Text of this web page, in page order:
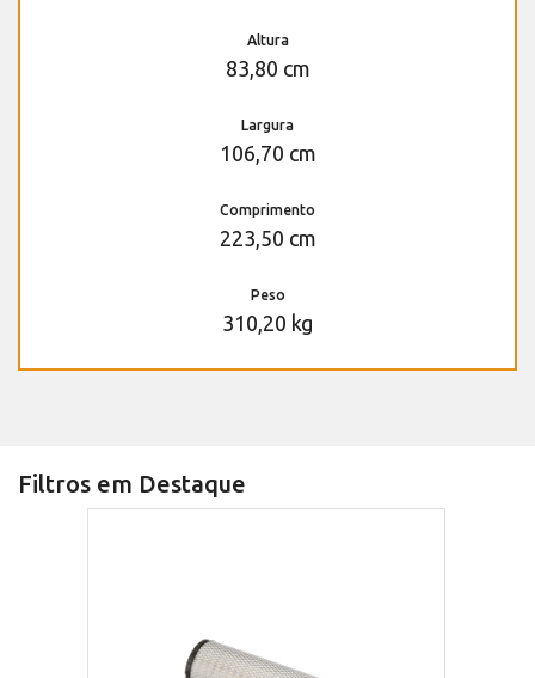
Altura
83,80 cm
Largura
106,70 cm
Comprimento
223,50 cm
Peso
310,20 kg
Filtros em Destaque